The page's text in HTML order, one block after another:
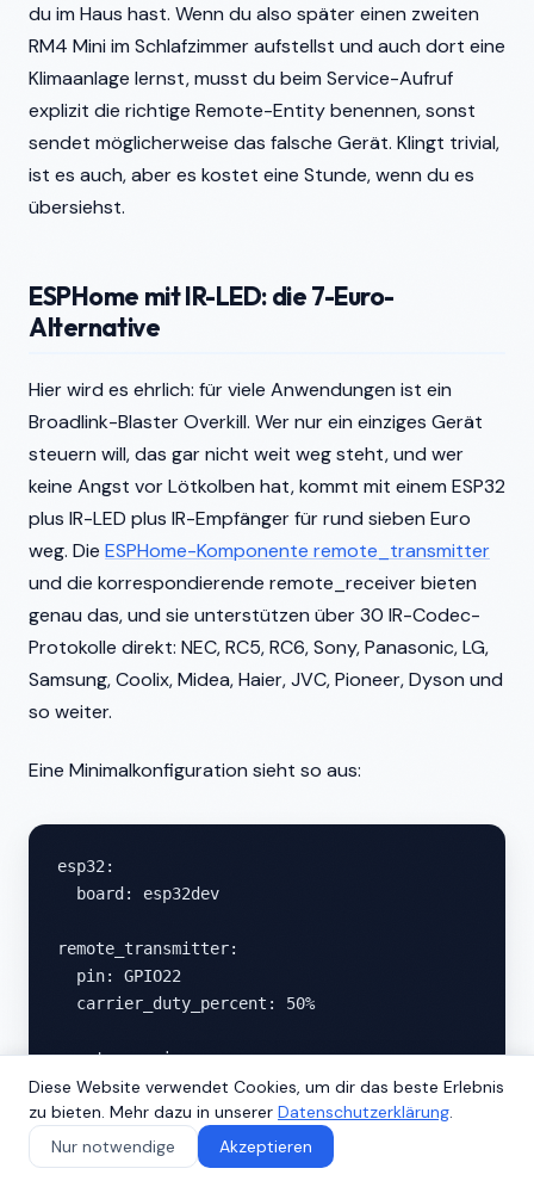
du im Haus hast. Wenn du also später einen zweiten
RM4 Mini im Schlafzimmer aufstellst und auch dort eine
Klimaanlage lernst, musst du beim Service-Aufruf
explizit die richtige Remote-Entity benennen, sonst
sendet möglicherweise das falsche Gerät. Klingt trivial,
ist es auch, aber es kostet eine Stunde, wenn du es
übersiehst.
ESPHome mit IR-LED: die 7-Euro-
Alternative
Hier wird es ehrlich: für viele Anwendungen ist ein
Broadlink-Blaster Overkill. Wer nur ein einziges Gerät
steuern will, das gar nicht weit weg steht, und wer
keine Angst vor Lötkolben hat, kommt mit einem ESP32
plus IR-LED plus IR-Empfänger für rund sieben Euro
weg. Die ESPHome-Komponente remote_transmitter
und die korrespondierende remote_receiver bieten
genau das, und sie unterstützen über 30 IR-Codec-
Protokolle direkt: NEC, RC5, RC6, Sony, Panasonic, LG,
Samsung, Coolix, Midea, Haier, JVC, Pioneer, Dyson und
so weiter.
Eine Minimalkonfiguration sieht so aus:
esp32:
  board: esp32dev
remote_transmitter:
  pin: GPIO22
  carrier_duty_percent: 50%
remote_receiver:
  pin:
    number: GPIO23
    inverted: true
  dump: all
Diese Website verwendet Cookies, um dir das beste Erlebnis
zu bieten. Mehr dazu in unserer Datenschutzerklärung.
Nur notwendige
Akzeptieren